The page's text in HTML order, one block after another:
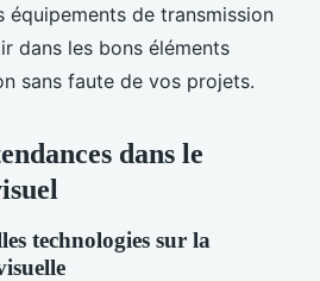
équipements de transmission
dans les bons éléments
sans faute de vos projets.
dans le
technologies sur la